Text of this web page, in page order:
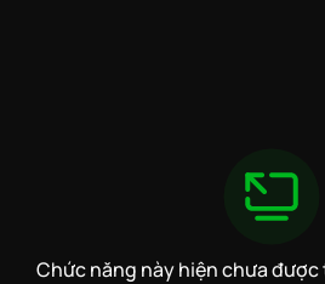
Chức năng này hiện chưa